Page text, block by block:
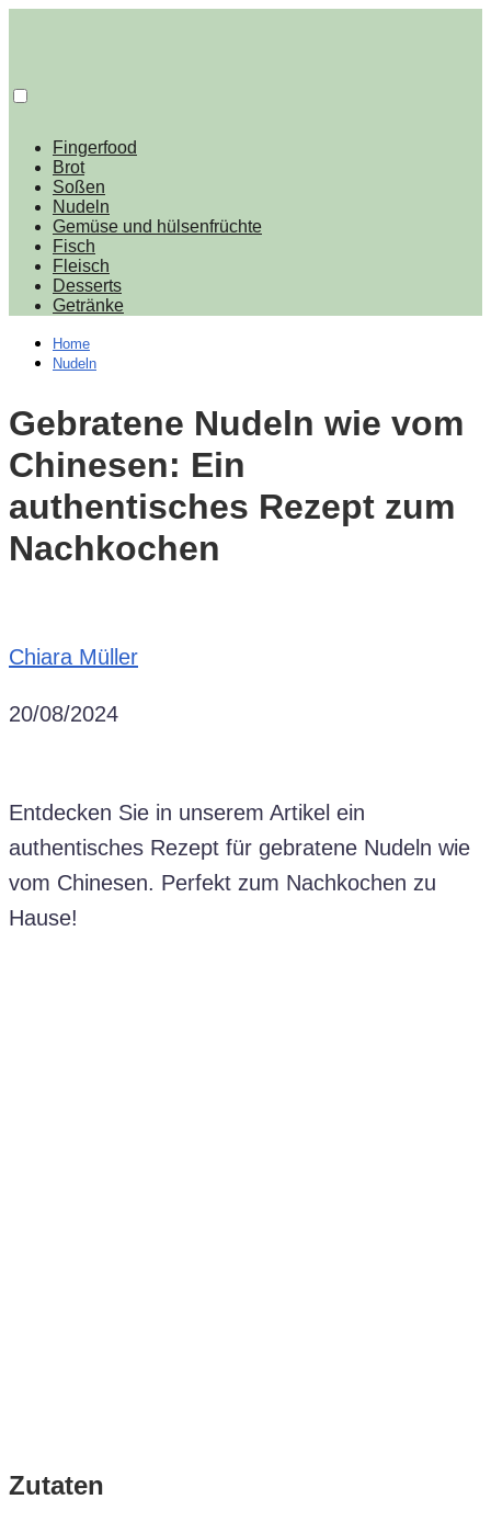
Fingerfood
Brot
Soßen
Nudeln
Gemüse und hülsenfrüchte
Fisch
Fleisch
Desserts
Getränke
Home
Nudeln
Gebratene Nudeln wie vom
Chinesen: Ein
authentisches Rezept zum
Nachkochen
Chiara Müller
20/08/2024
Entdecken Sie in unserem Artikel ein
authentisches Rezept für gebratene Nudeln wie
vom Chinesen. Perfekt zum Nachkochen zu
Hause!
Zutaten